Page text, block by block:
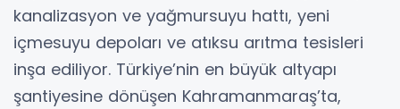
kanalizasyon ve yağmursuyu hattı, yeni
içmesuyu depoları ve atıksu arıtma tesisleri
inşa ediliyor. Türkiye’nin en büyük altyapı
şantiyesine dönüşen Kahramanmaraş’ta,